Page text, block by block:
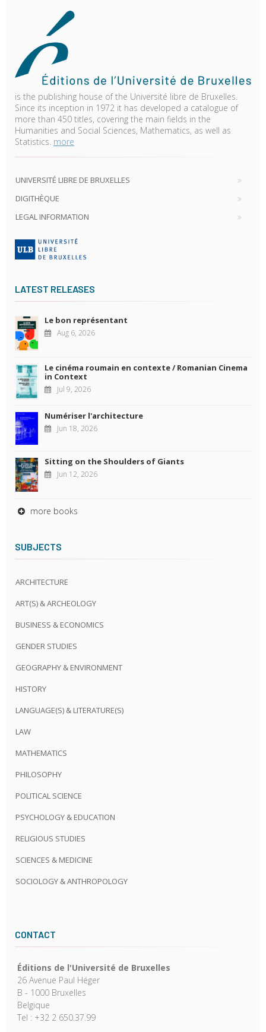
is the publishing house of the Université libre de Bruxelles.
Since its inception in 1972 it has developed a catalogue of
more than 450 titles, covering the main fields in the
Humanities and Social Sciences, Mathematics, as well as
Statistics. more
UNIVERSITÉ LIBRE DE BRUXELLES
DIGITHÈQUE
LEGAL INFORMATION
LATEST RELEASES
Le bon représentant
Aug 6, 2026
Le cinéma roumain en contexte / Romanian Cinema
in Context
Jul 9, 2026
Numériser l'architecture
Jun 18, 2026
Sitting on the Shoulders of Giants
Jun 12, 2026
more books
SUBJECTS
ARCHITECTURE
ART(S) & ARCHEOLOGY
BUSINESS & ECONOMICS
GENDER STUDIES
GEOGRAPHY & ENVIRONMENT
HISTORY
LANGUAGE(S) & LITERATURE(S)
LAW
MATHEMATICS
PHILOSOPHY
POLITICAL SCIENCE
PSYCHOLOGY & EDUCATION
RELIGIOUS STUDIES
SCIENCES & MEDICINE
SOCIOLOGY & ANTHROPOLOGY
CONTACT
Éditions de l'Université de Bruxelles
26 Avenue Paul Héger
B - 1000 Bruxelles
Belgique
Tel : +32 2 650.37.99